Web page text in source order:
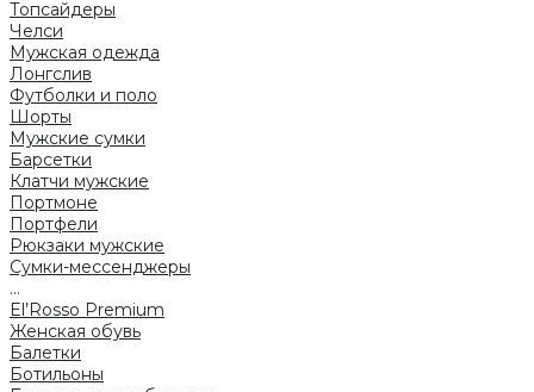
Топсайдеры
Челси
Мужская одежда
Лонгслив
Футболки и поло
Шорты
Мужские сумки
Барсетки
Клатчи мужские
Портмоне
Портфели
Рюкзаки мужские
Сумки-мессенджеры
...
El’Rosso Premium
Женская обувь
Балетки
Ботильоны